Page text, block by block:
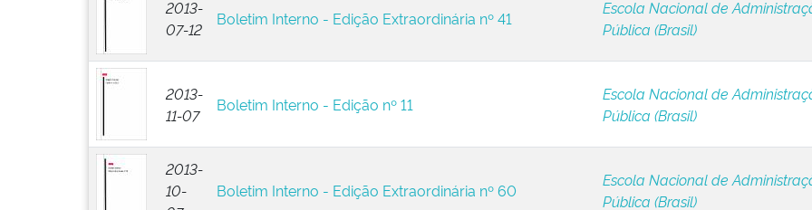
2013-
07-12
Boletim Interno - Edição Extraordinária nº 41
Escola Nacional de
Pública (Brasil)
2013-
11-07
Boletim Interno - Edição nº 11
Escola Nacional de
Pública (Brasil)
2013-
10-
Boletim Interno - Edição Extraordinária nº 60
Escola Nacional de
Pública (Brasil)